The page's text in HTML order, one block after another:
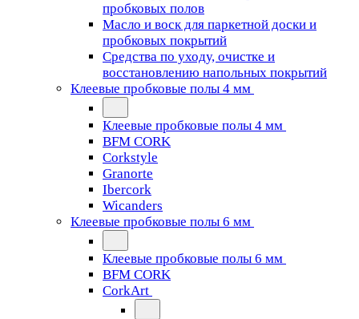
пробковых полов
Масло и воск для паркетной доски и
пробковых покрытий
Средства по уходу, очистке и
восстановлению напольных покрытий
Клеевые пробковые полы 4 мм
Клеевые пробковые полы 4 мм
BFM CORK
Corkstyle
Granorte
Ibercork
Wicanders
Клеевые пробковые полы 6 мм
Клеевые пробковые полы 6 мм
BFM CORK
CorkArt